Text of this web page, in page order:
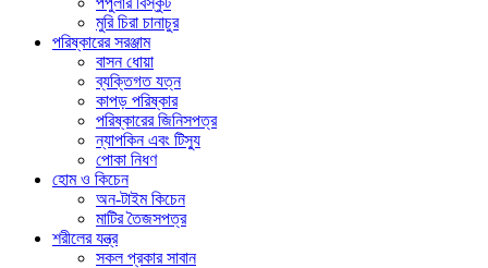
মুরি চিরা চানাচুর
পরিষ্কারের সরঞ্জাম
বাসন ধোয়া
ব্যক্তিগত যত্ন
কাপড় পরিষ্কার
পরিষ্কারের জিনিসপত্র
ন্যাপকিন এবং টিস্যু
পোকা নিধণ
হোম ও কিচেন
অন-টাইম কিচেন
মাটির তৈজসপত্র
শরীলের যন্ত্র
সকল প্রকার সাবান